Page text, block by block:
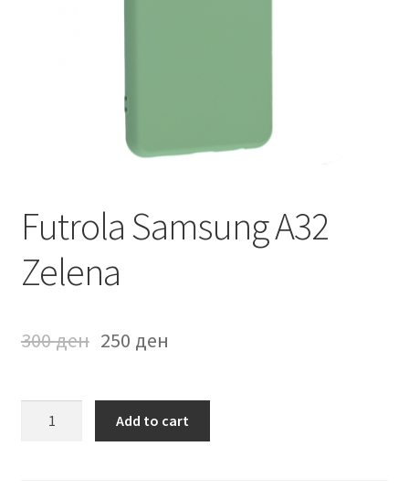
Сервис за мобилни телефони
Futrola Samsung A32
Zelena
300ден 250 ден
Add to cart